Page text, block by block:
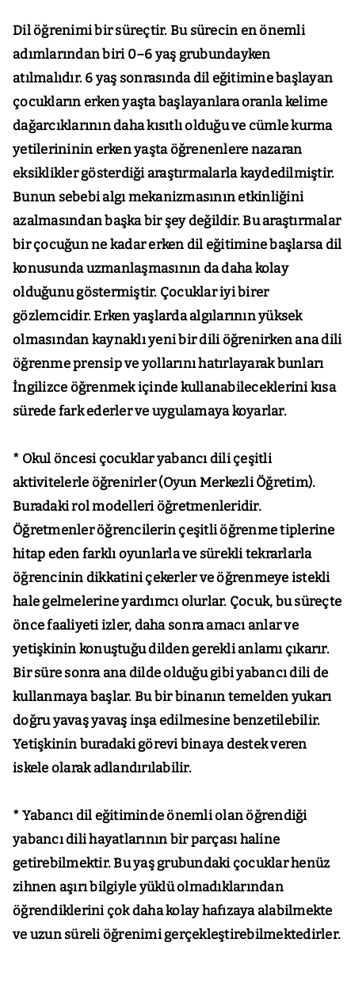
Dil öğrenimi bir süreçtir. Bu sürecin en önemli
adımlarından biri 0–6 yaş grubundayken
atılmalıdır. 6 yaş sonrasında dil eğitimine başlayan
çocukların erken yaşta başlayanlara oranla kelime
dağarcıklarının daha kısıtlı olduğu ve cümle kurma
yetilerininin erken yaşta öğrenenlere nazaran
eksiklikler gösterdiği araştırmalarla kaydedilmiştir.
Bunun sebebi algı mekanizmasının etkinliğini
azalmasından başka bir şey değildir. Bu araştırmalar
bir çocuğun ne kadar erken dil eğitimine başlarsa dil
konusunda uzmanlaşmasının da daha kolay
olduğunu göstermiştir. Çocuklar iyi birer
gözlemcidir. Erken yaşlarda algılarının yüksek
olmasından kaynaklı yeni bir dili öğrenirken ana dili
öğrenme prensip ve yollarını hatırlayarak bunları
İngilizce öğrenmek içinde kullanabileceklerini kısa
sürede fark ederler ve uygulamaya koyarlar.
* Okul öncesi çocuklar yabancı dili çeşitli
aktivitelerle öğrenirler (Oyun Merkezli Öğretim).
Buradaki rol modelleri öğretmenleridir.
Öğretmenler öğrencilerin çeşitli öğrenme tiplerine
hitap eden farklı oyunlarla ve sürekli tekrarlarla
öğrencinin dikkatini çekerler ve öğrenmeye istekli
hale gelmelerine yardımcı olurlar. Çocuk, bu süreçte
önce faaliyeti izler, daha sonra amacı anlar ve
yetişkinin konuştuğu dilden gerekli anlamı çıkarır.
Bir süre sonra ana dilde olduğu gibi yabancı dili de
kullanmaya başlar. Bu bir binanın temelden yukarı
doğru yavaş yavaş inşa edilmesine benzetilebilir.
Yetişkinin buradaki görevi binaya destek veren
iskele olarak adlandırılabilir.
* Yabancı dil eğitiminde önemli olan öğrendiği
yabancı dili hayatlarının bir parçası haline
getirebilmektir. Bu yaş grubundaki çocuklar henüz
zihnen aşırı bilgiyle yüklü olmadıklarından
öğrendiklerini çok daha kolay hafızaya alabilmekte
ve uzun süreli öğrenimi gerçekleştirebilmektedirler.